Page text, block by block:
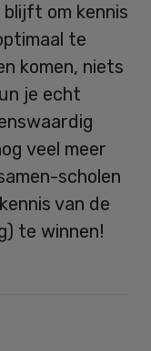
om kennis
te
komen, niets
je echt
veel meer
scholen
van de
te winnen!